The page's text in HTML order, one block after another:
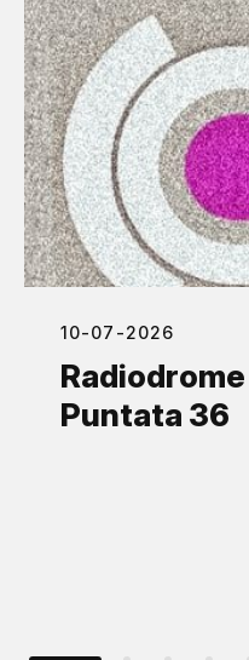
10-07-2026
Puntata 36